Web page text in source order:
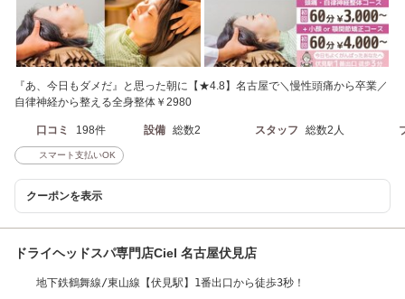
『あ、今日もダメだ』と思った朝に【★4.8】名古屋で＼慢性頭痛から卒業／
自律神経から整える全身整体￥2980
口コミ 198件 設備 総数2 スタッフ 総数2人
スマート支払いOK
クーポンを表示
ドライヘッドスパ専門店Ciel 名古屋伏見店
地下鉄鶴舞線/東山線【伏見駅】1番出口から徒歩3秒！